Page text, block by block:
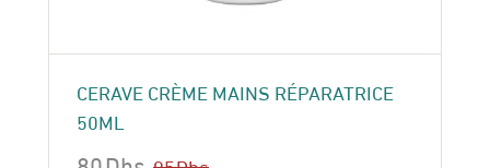
CERAVE CRÈME MAINS RÉPARATRICE
50ML